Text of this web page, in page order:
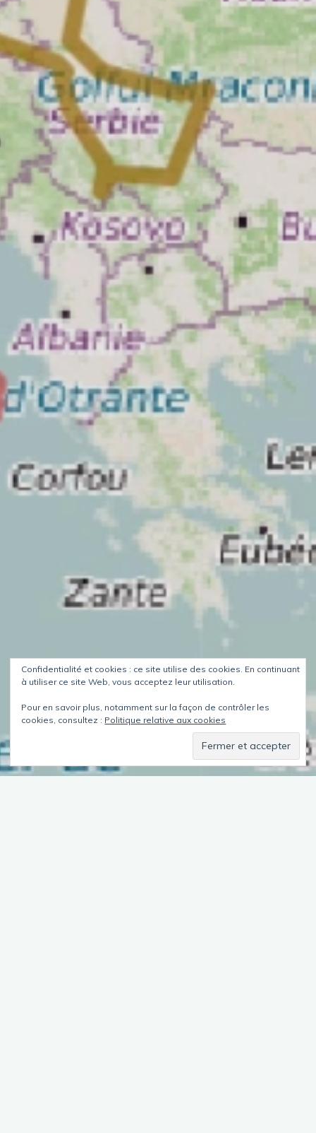
Confidentialité et cookies : ce site utilise des cookies. En continuant
à utiliser ce site Web, vous acceptez leur utilisation.
Pour en savoir plus, notamment sur la façon de contrôler les
cookies, consultez : Politique relative aux cookies